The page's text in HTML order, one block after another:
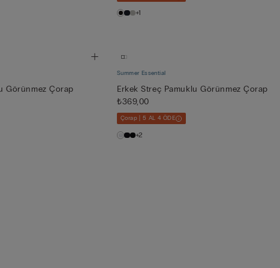
+1
Görünmez Çorap
Summer Essential
Erkek Streç Pamuklu Görünmez Çorap
₺369,00
Çorap | 5 AL 4 ÖDE
+2